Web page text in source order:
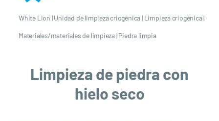
White Lion |Unidad de limpieza criogénica| Limpieza criogénica|
Materiales/materiales de limpieza|Piedra limpia
Limpieza de piedra con
hielo seco